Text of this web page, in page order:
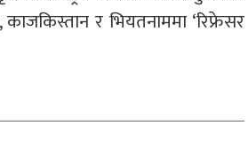
र भियतनाममा ‘रिफ्रेसर